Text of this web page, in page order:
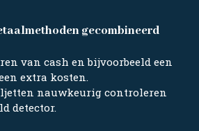
gecombineerd
van cash en bijvoorbeeld een
extra kosten.
nauwkeurig controleren
detector.